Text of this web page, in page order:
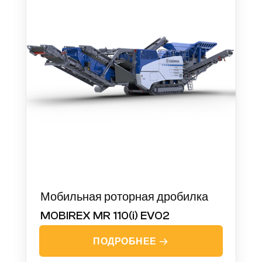
Мобильная роторная дробилка
MOBIREX MR 110(i) EVO2